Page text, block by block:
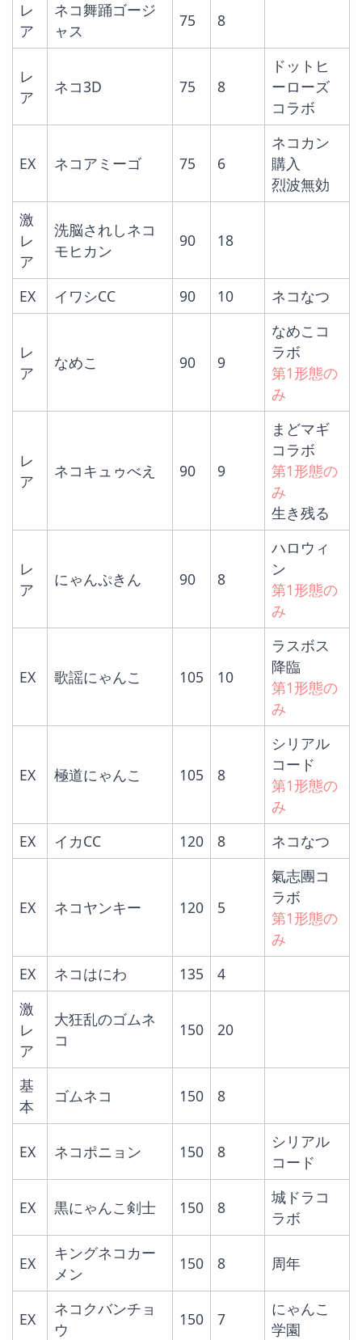
レ
ア
ネコ舞踊ゴージ
ャス
75 8
レ
ア
ネコ3D 75 8
ドットヒ
ーローズ
コラボ
EX ネコアミーゴ 75 6
ネコカン
購入
烈波無効
激
レ
ア
洗脳されしネコ
モヒカン
90 18
EX イワシCC 90 10 ネコなつ
レ
ア
なめこ 90 9
なめこコ
ラボ
第1形態の
み
レ
ア
ネコキュゥべえ 90 9
まどマギ
コラボ
第1形態の
み
生き残る
レ
ア
にゃんぷきん 90 8
ハロウィ
ン
第1形態の
み
EX 歌謡にゃんこ 105 10
ラスボス
降臨
第1形態の
み
EX 極道にゃんこ 105 8
シリアル
コード
第1形態の
み
EX
イカCC 120 8 ネコなつ
EX ネコヤンキー 120 5
氣志團コ
ラボ
第1形態の
み
EX
ネコはにわ 135
4
激
レ
ア
大狂乱のゴムネ
コ
150 20
基
本
ゴムネコ 150 8
EX ネコポニョン 150 8
シリアル
コード
EX 黒にゃんこ剣士 150 8
城ドラコ
ラボ
EX
キングネコカー
メン
150 8 周年
EX
ネコクバンチョ
ウ
150 7
にゃんこ
学園